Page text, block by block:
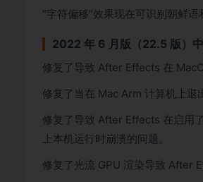
“字符偏移”效果现在可识别朝鲜
2022 年 6 月版（22.5 版）
修复了导致 After Effects 在
修复了当在 Mac Arm 计算机上退
修复了导致 After Effects 在启用
上本机运行时崩溃的问题。
修复了光流 GPU 渲染导致 After